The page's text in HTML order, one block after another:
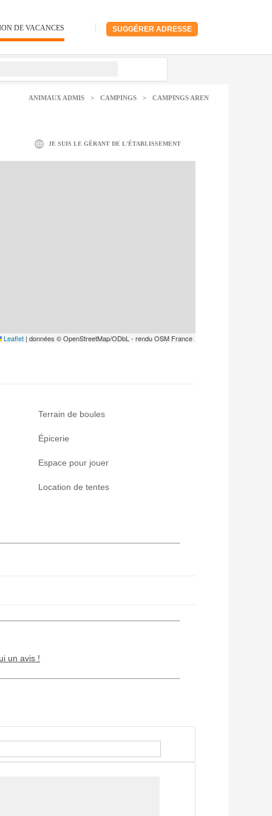
SUGGÉRER ADRESSE
DE VACANCES
ANIMAUX ADMIS > CAMPINGS > CAMPINGS AREN
JE SUIS LE GÉRANT DE L'ÉTABLISSEMENT
Leaflet | données © OpenStreetMap/ODbL - rendu OSM France
Terrain de boules
Épicerie
Espace pour jouer
Location de tentes
un avis !